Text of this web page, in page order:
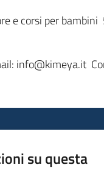
e corsi per
info@kimeya.it
su questa